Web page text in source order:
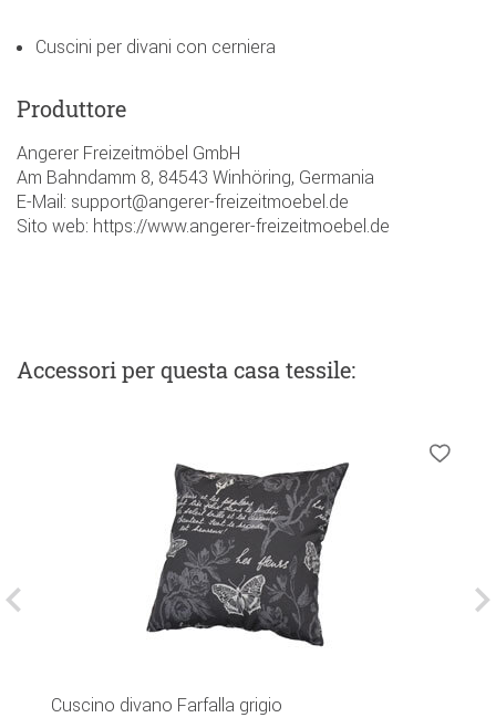
Cuscini per divani con cerniera
Produttore
Angerer Freizeitmöbel GmbH
Am Bahndamm 8, 84543 Winhöring, Germania
E-Mail: support@angerer-freizeitmoebel.de
Sito web: https://www.angerer-freizeitmoebel.de
Accessoriper questa casa tessile:
Cuscino divano Farfalla grigio